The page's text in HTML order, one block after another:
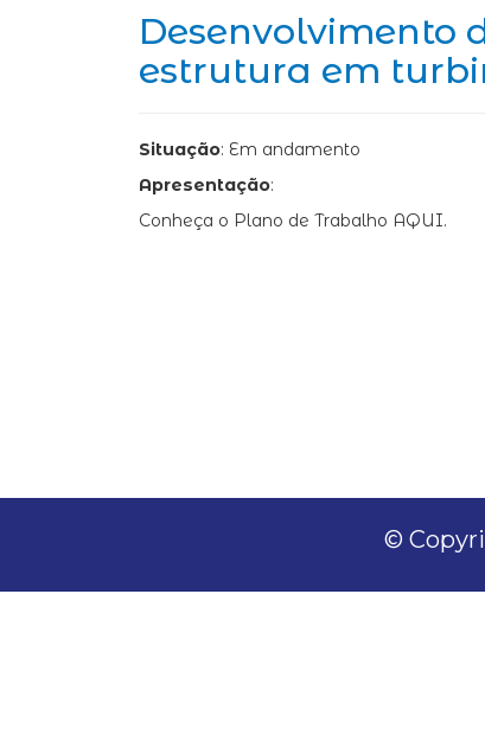
Desenvolvimento
estrutura em
Situação: Em andamento
Apresentação:
Conheça o Plano de Trabalho AQUI.
©